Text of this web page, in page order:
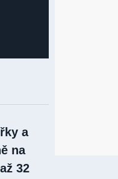
a
na
32